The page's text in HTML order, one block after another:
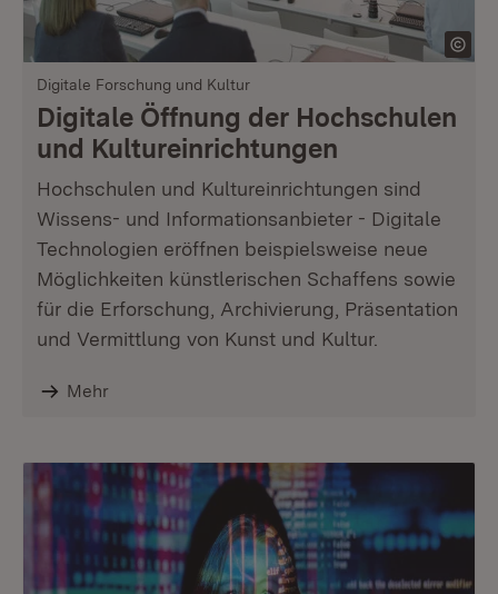
Digitale Forschung und Kultur
Digitale Öffnung der Hochschulen
und Kultureinrichtungen
Hochschulen und Kultureinrichtungen sind
Wissens- und Informationsanbieter - Digitale
Technologien eröffnen beispielsweise neue
Möglichkeiten künstlerischen Schaffens sowie
für die Erforschung, Archivierung, Präsentation
und Vermittlung von Kunst und Kultur.
Mehr